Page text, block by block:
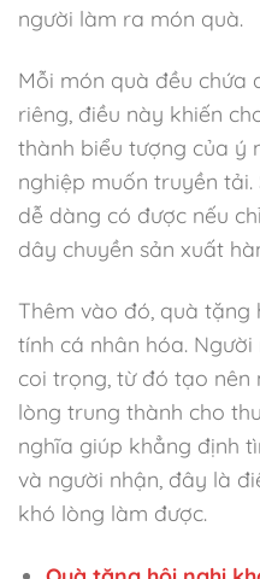
người làm ra món quà.
Mỗi món quà đều chứa
riêng, điều này khiến
thành biểu tượng của ý
nghiệp muốn truyền
dễ dàng có được nếu
dây chuyền sản xuất
Thêm vào đó, quà tặng
tính cá nhân hóa.
coi trọng, từ đó tạo nên
lòng trung thành cho
nghĩa giúp khẳng định
và người nhận, đây là
khó lòng làm được.